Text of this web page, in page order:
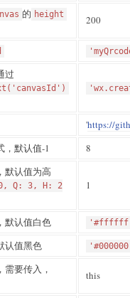
的 height 200
过
'https://
，默认值-1 8
默认值为高
Q: 3, H: 2
1
默认值白色
认值黑色
要传入，
this